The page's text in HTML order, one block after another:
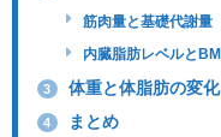
筋肉量と基礎代謝量
内臓脂肪レベルとBMI
3 体重と体脂肪の変化
4 まとめ